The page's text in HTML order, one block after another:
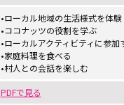
•ローカル地域の生活様式を体験
•ココナッツの役割を学ぶ
•ローカルアクティビティに参加
•家庭料理を食べる
•村人との会話を楽しむ
PDFで見る